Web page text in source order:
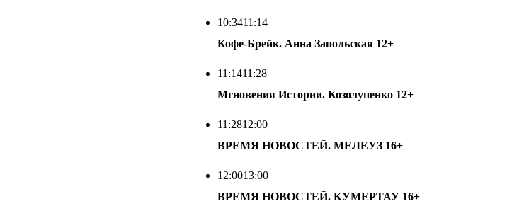
10:3411:14
Кофе-Брейк. Анна Запольская 12+
11:1411:28
Мгновения Истории. Козолупенко 12+
11:2812:00
ВРЕМЯ НОВОСТЕЙ. МЕЛЕУЗ 16+
12:0013:00
ВРЕМЯ НОВОСТЕЙ. КУМЕРТАУ 16+